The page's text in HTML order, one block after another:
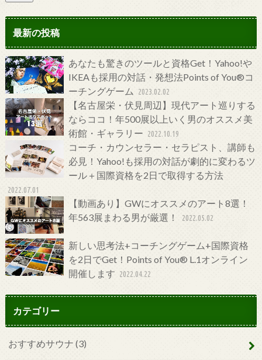
最新の投稿
あなたも驚きのツールと資格Get！Yahoo!や
IKEAも採用の対話・発想法Points of You®コ
ーチングゲーム
2023.02.02
【名古屋栄・伏見周辺】現代アート巡りする
ならココ！年500展以上いく男のオススメ美
術館・ギャラリー 2022.10.19
コーチ・カウンセラー・セラピスト、講師も
必見！Yahoo!も採用の対話が劇的に変わるツ
ール＋国際資格を2日で取得する方法
2022.07.01
【動画あり】GWにオススメのアート8選！
年563展まわる男が厳選！
2022.05.02
新しい思考法+コーチングゲーム+国際資格
を2日でGet！Points of You® L.1オンライン
開催します 2022.04.22
カテゴリー
おすすめサウナ (3)